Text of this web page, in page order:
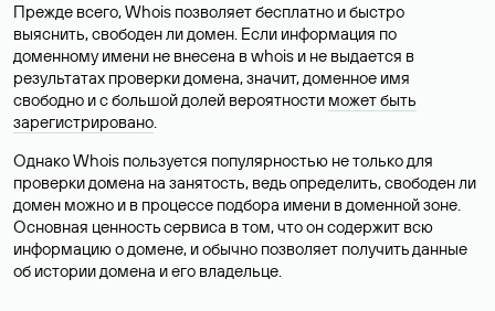
Прежде всего, Whois позволяет бесплатно и быстро
выяснить, свободен ли домен. Если информация по
доменному имени не внесена в whois и не выдается в
результатах проверки домена, значит, доменное имя
свободно и с большой долей вероятности может быть
зарегистрировано.
Однако Whois пользуется популярностью не только для
проверки домена на занятость, ведь определить, свободен ли
домен можно и в процессе подбора имени в доменной зоне.
Основная ценность сервиса в том, что он содержит всю
информацию о домене, и обычно позволяет получить данные
об истории домена и его владельце.